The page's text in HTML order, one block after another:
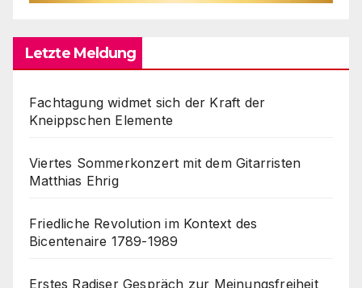
Letzte Meldung
Fachtagung widmet sich der Kraft der
Kneippschen Elemente
Viertes Sommerkonzert mit dem Gitarristen
Matthias Ehrig
Friedliche Revolution im Kontext des
Bicentenaire 1789-1989
Erstes Radiser Gespräch zur Meinungsfreiheit